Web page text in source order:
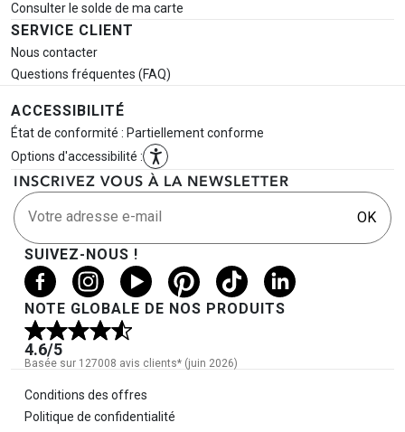
Consulter le solde de ma carte
SERVICE CLIENT
Nous contacter
Questions fréquentes (FAQ)
ACCESSIBILITÉ
État de conformité : Partiellement conforme
Options d'accessibilité :
INSCRIVEZ VOUS À LA NEWSLETTER
Votre adresse e-mail OK
SUIVEZ-NOUS !
NOTE GLOBALE DE NOS PRODUITS
4.6/5
Basée sur 127008 avis clients* (juin 2026)
Informations légales
Conditions des offres
Politique de confidentialité